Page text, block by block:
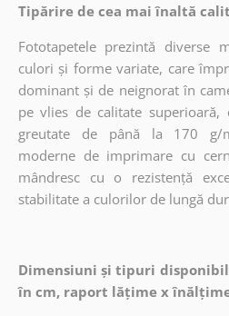
Tipărire de cea mai înaltă
Fototapetele prezintă diverse
culori și forme variate, care
dominant și de neignorat în
pe vlies de calitate
greutate de până la 170 g/
moderne de imprimare cu
mândresc cu o rezistență
stabilitate a culorilor de lungă
Dimensiuni și tipuri
în cm, raport lățime x